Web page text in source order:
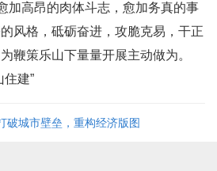
加高昂的肉体斗志，愈加务真的事
风格，砥砺奋进，攻脆克易，干正
鞭策乐山下量量开展主动做为。
住建”
破城市壁垒，重构经济版图